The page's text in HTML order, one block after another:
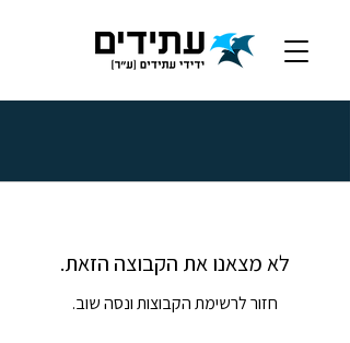
לא מצאנו את הקבוצה הזאת.
חזור לרשימת הקבוצות ונסה שוב.